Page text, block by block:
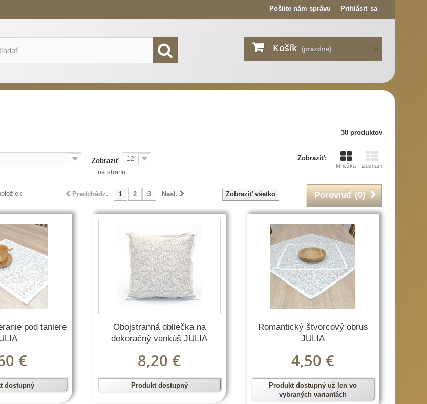
Prihlásiť sa
Pošlite nám správu
Košík (prázdne)
30 produktov
Zobraziť:
Mriežka Zoznam
Zobraziť 12
na stranu
Porovnať (0)
Zobraziť všetko
Predchádz. 1 2 3 Nasl.
pod taniere
€
dostupný
Obojstranná obliečka na
dekoračný vankúš JULIA
8,20 €
Produkt dostupný
Romantický štvorcový obrus
JULIA
4,50 €
Produkt dostupný už len vo
vybraných variantách